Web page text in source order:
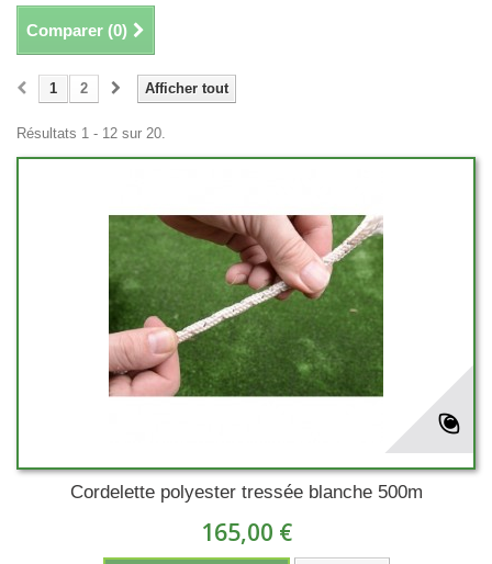
Comparer (0)
Afficher tout
1 2
Résultats 1 - 12 sur 20.
Cordelette polyester tressée blanche 500m
165,00 €